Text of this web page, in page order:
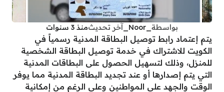
بواسطة آخر تحديثمنذ 3 سنوات
يتم إعتماد رابط توصيل البطاقة المدنية رسمياً في
الكويت للاشتراك في خدمة توصيل البطاقة الشخصية
للمنزل، وذلك لتسهيل الحصول على البطاقات المدنية
التي يتم إصدارها أو عند تجديد البطاقة المدنية مما يوفر
الوقت والجهد على المواطنين وعلى الرغم من إمكانية